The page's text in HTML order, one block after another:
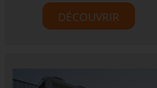
DÉCOUVRIR